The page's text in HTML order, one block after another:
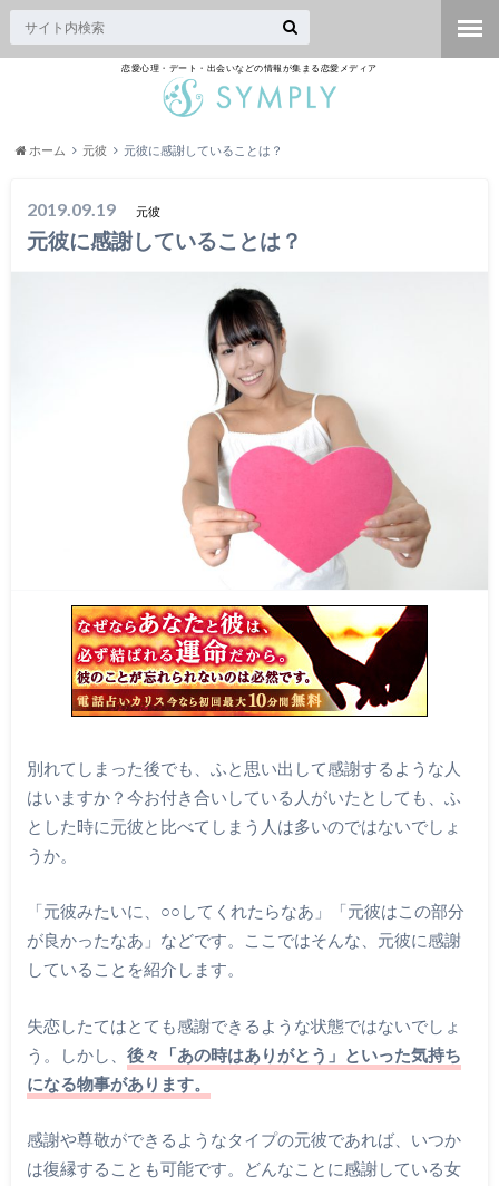
恋愛心理・デート・出会いなどの情報が集まる恋愛メディア
ホーム 元彼 元彼に感謝していることは？
2019.09.19 元彼
元彼に感謝していることは？
別れてしまった後でも、ふと思い出して感謝するような人
はいますか？今お付き合いしている人がいたとしても、ふ
とした時に元彼と比べてしまう人は多いのではないでしょ
うか。
「元彼みたいに、○○してくれたらなあ」「元彼はこの部分
が良かったなあ」などです。ここではそんな、元彼に感謝
していることを紹介します。
失恋したてはとても感謝できるような状態ではないでしょ
う。しかし、 後々「あの時はありがとう」といった気持ち
になる物事があります。
感謝や尊敬ができるようなタイプの元彼であれば、いつか
は復縁することも可能です。どんなことに感謝している女